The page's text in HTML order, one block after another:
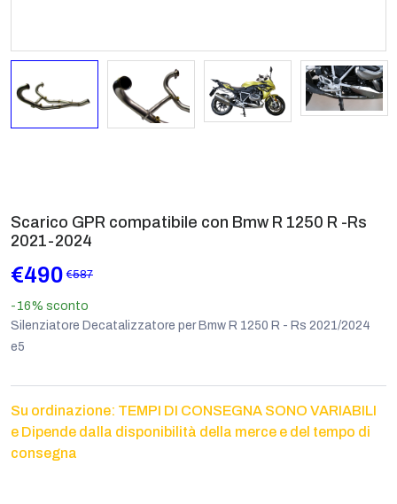
Scarico GPR compatibile con Bmw R 1250 R -Rs
2021-2024
€490 €587
-16% sconto
Silenziatore Decatalizzatore per Bmw R 1250 R - Rs 2021/2024
e5
Su ordinazione: TEMPI DI CONSEGNA SONO VARIABILI
e Dipende dalla disponibilità della merce e del tempo di
consegna